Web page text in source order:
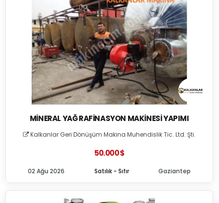
MINERAL YAĞ RAFINASYON MAKINESI YAPIMI
Kalkanlar Geri Dönüşüm Makina Muhendislik Tic. Ltd. Şti.
50.000 $
Satılık - Sıfır
02 Ağu 2026 Gaziantep